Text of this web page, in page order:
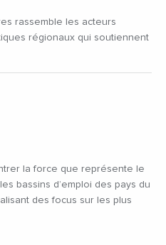
la force que représente le
bassins d’emploi des pays du
des focus sur les plus
rassemble les acteurs
régionaux qui soutiennent